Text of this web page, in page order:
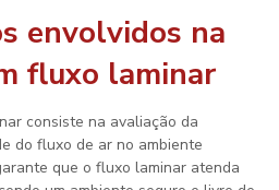
envolvidos na
fluxo laminar
consiste na avaliação da
do fluxo de ar no ambiente
que o fluxo laminar atenda